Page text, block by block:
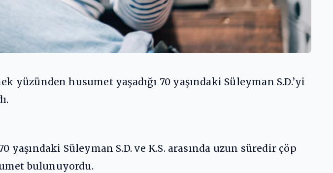
yüzünden husumet yaşadığı 70 yaşındaki Süleyman S.D.’yi
Süleyman S.D. ve K.S. arasında uzun süredir çöp
bulunuyordu.